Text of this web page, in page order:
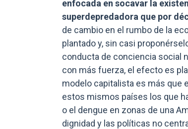
enfocada en socavar la
superdepredadora que por
de cambio en el rumbo de la
plantado y, sin casi
conducta de conciencia social
con más fuerza, el efecto es
modelo capitalista es más que
estos mismos países los que
o el dengue en zonas de una
dignidad y las políticas no